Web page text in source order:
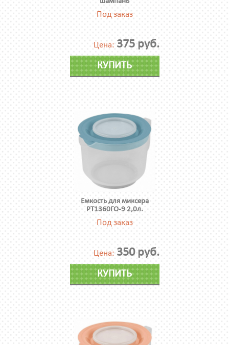
Под заказ
Цена: 375 руб.
КУПИТЬ
Емкость для миксера
PT1360ГО-9 2,0л.
Под заказ
Цена: 350 руб.
КУПИТЬ